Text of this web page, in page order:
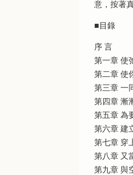
意，按著
■目錄
序 言
第一章 使
第二章 使
第三章 一
第四章 漸
第五章 為
第六章 建
第七章 穿
第八章 又
第九章 與